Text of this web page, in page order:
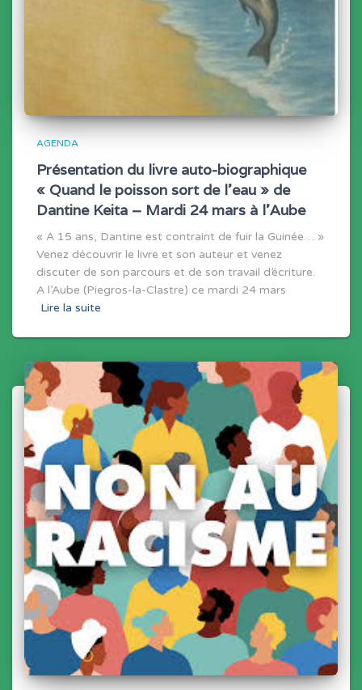
AGENDA
Présentation du livre auto-biographique
« Quand le poisson sort de l’eau » de
Dantine Keita – Mardi 24 mars à l’Aube
« A 15 ans, Dantine est contraint de fuir la Guinée… »
Venez découvrir le livre et son auteur et venez
discuter de son parcours et de son travail d’écriture.
A l’Aube (Piegros-la-Clastre) ce mardi 24 mars
Lire la suite